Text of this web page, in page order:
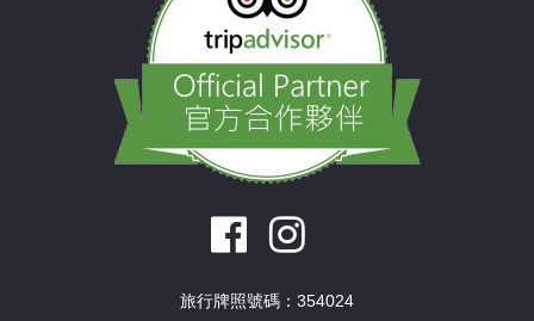
旅行牌照號碼：354024